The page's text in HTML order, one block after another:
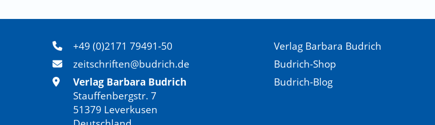
+49 (0)2171 79491-50
zeitschriften@budrich.de
Verlag Barbara Budrich
Stauffenbergstr. 7
51379 Leverkusen
Verlag Barbara Budrich
Budrich-Shop
Budrich-Blog